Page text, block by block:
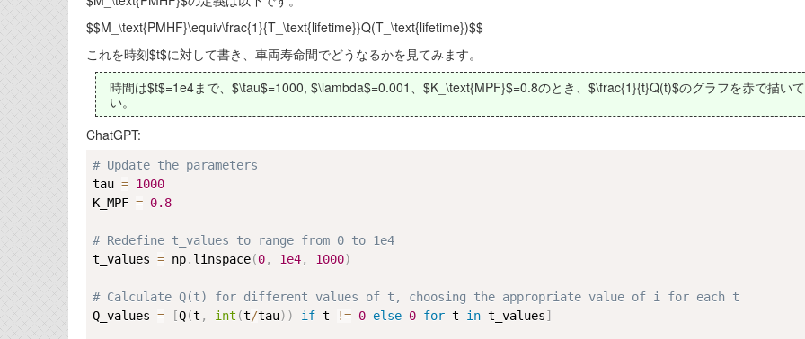
$$M_\text{PMHF}\equiv\frac{1}{T_\text{lifetime}}Q(T_\text{lifetime})$$
これを時刻$t$に対して書き、車両寿命間でどうなるかを見てみます。
時間は$t$=1e4まで、$\tau$=1000, $\lambda$=0.001、$K_\text{MPF}$=0.8のとき、$\frac{1}{t}Q(t)$のグラフを赤で描い
い。
ChatGPT:
# Update the parameters
tau = 1000
K_MPF = 0.8
# Redefine t_values to range from 0 to 1e4
t_values = np. linspace(0, 1e4, 1000)
# Calculate Q(t) for different values of t, choosing the appropriate value of i for each t
Q_values = [Q(t , int (t/tau) ) if t != 0 else 0 for t in t_values]